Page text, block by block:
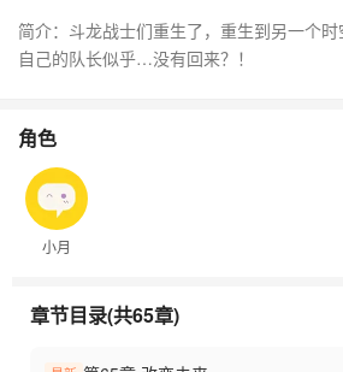
简介：斗龙战士们重生了，重生到另一个
自己的队长似乎…没有回来？！
角色
小月
章节目录(共65章)